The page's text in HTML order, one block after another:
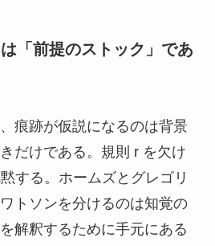
「前提のストック」であ
痕跡が仮説になるのは背景
だけである。規則 r を欠け
する。ホームズとグレゴリ
トソンを分けるのは知覚の
解釈するために手元にある